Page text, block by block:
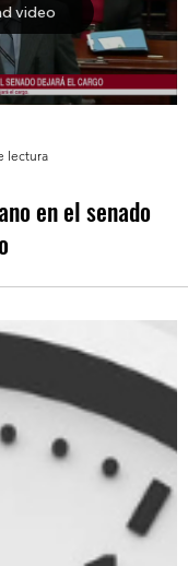
video
en el senado